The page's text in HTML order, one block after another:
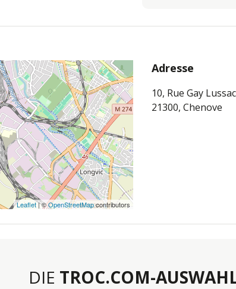
Leaflet| ©OpenStreetMapcontributors
Adresse
10, Rue Gay Lussac
21300, Chenove
DIE TROC.COM-